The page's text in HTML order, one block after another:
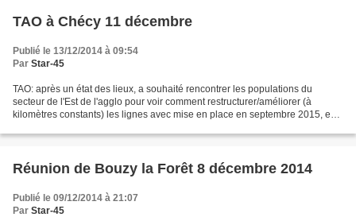
TAO à Chécy 11 décembre
Publié le 13/12/2014 à 09:54
Par Star-45
TAO: après un état des lieux, a souhaité rencontrer les populations du
secteur de l'Est de l'agglo pour voir comment restructurer/améliorer (à
kilomètres constants) les lignes avec mise en place en septembre 2015, en
Réunion de Bouzy la Forêt 8 décembre 2014
Publié le 09/12/2014 à 21:07
Par Star-45